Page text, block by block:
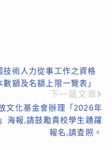
術人力從事工作之資格
額及名額上限一覽表」
下一篇文章
文化基金會辦理「2026年
海報,請鼓勵貴校學生踴躍
報名,請查照。